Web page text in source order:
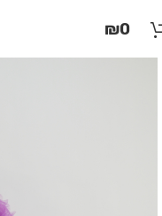
זֶה
₪0